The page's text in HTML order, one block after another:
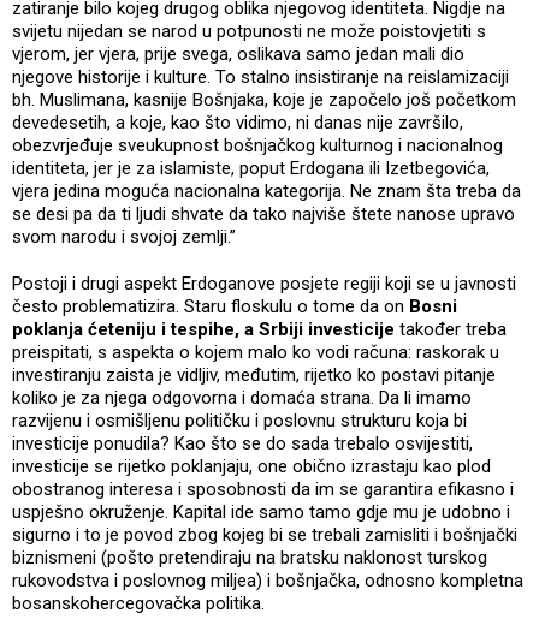
zatiranje bilo kojeg drugog oblika njegovog identiteta. Nigdje na
svijetu nijedan se narod u potpunosti ne može poistovjetiti s
vjerom, jer vjera, prije svega, oslikava samo jedan mali dio
njegove historije i kulture. To stalno insistiranje na reislamizaciji
bh. Muslimana, kasnije Bošnjaka, koje je započelo još početkom
devedesetih, a koje, kao što vidimo, ni danas nije završilo,
obezvrjeđuje sveukupnost bošnjačkog kulturnog i nacionalnog
identiteta, jer je za islamiste, poput Erdogana ili Izetbegovića,
vjera jedina moguća nacionalna kategorija. Ne znam šta treba da
se desi pa da ti ljudi shvate da tako najviše štete nanose upravo
svom narodu i svojoj zemlji.”
Postoji i drugi aspekt Erdoganove posjete regiji koji se u javnosti
često problematizira. Staru floskulu o tome da on Bosni
poklanja ćeteniju i tespihe, a Srbiji investicije također treba
preispitati, s aspekta o kojem malo ko vodi računa: raskorak u
investiranju zaista je vidljiv, međutim, rijetko ko postavi pitanje
koliko je za njega odgovorna i domaća strana. Da li imamo
razvijenu i osmišljenu političku i poslovnu strukturu koja bi
investicije ponudila? Kao što se do sada trebalo osvijestiti,
investicije se rijetko poklanjaju, one obično izrastaju kao plod
obostranog interesa i sposobnosti da im se garantira efikasno i
uspješno okruženje. Kapital ide samo tamo gdje mu je udobno i
sigurno i to je povod zbog kojeg bi se trebali zamisliti i bošnjački
biznismeni (pošto pretendiraju na bratsku naklonost turskog
rukovodstva i poslovnog miljea) i bošnjačka, odnosno kompletna
bosanskohercegovačka politika.